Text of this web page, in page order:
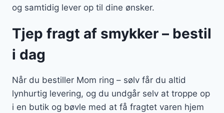
og samtidig lever op til dine ønsker.
Tjep fragt af smykker – bestil
i dag
Når du bestiller Mom ring – sølv får du altid
lynhurtig levering, og du undgår selv at troppe op
i en butik og bøvle med at få fragtet varen hjem